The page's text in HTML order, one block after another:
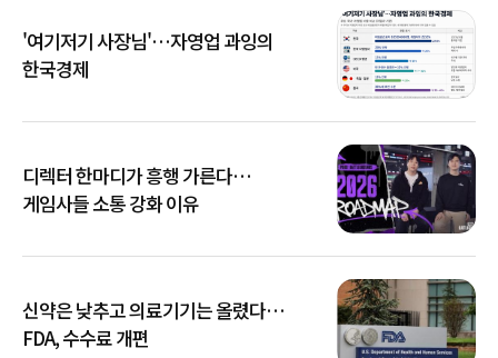
'여기저기 사장님'…자영업 과잉의
한국경제
디렉터 한마디가 흥행 가른다…
게임사들 소통 강화 이유
신약은 낮추고 의료기기는 올렸다…
FDA, 수수료 개편